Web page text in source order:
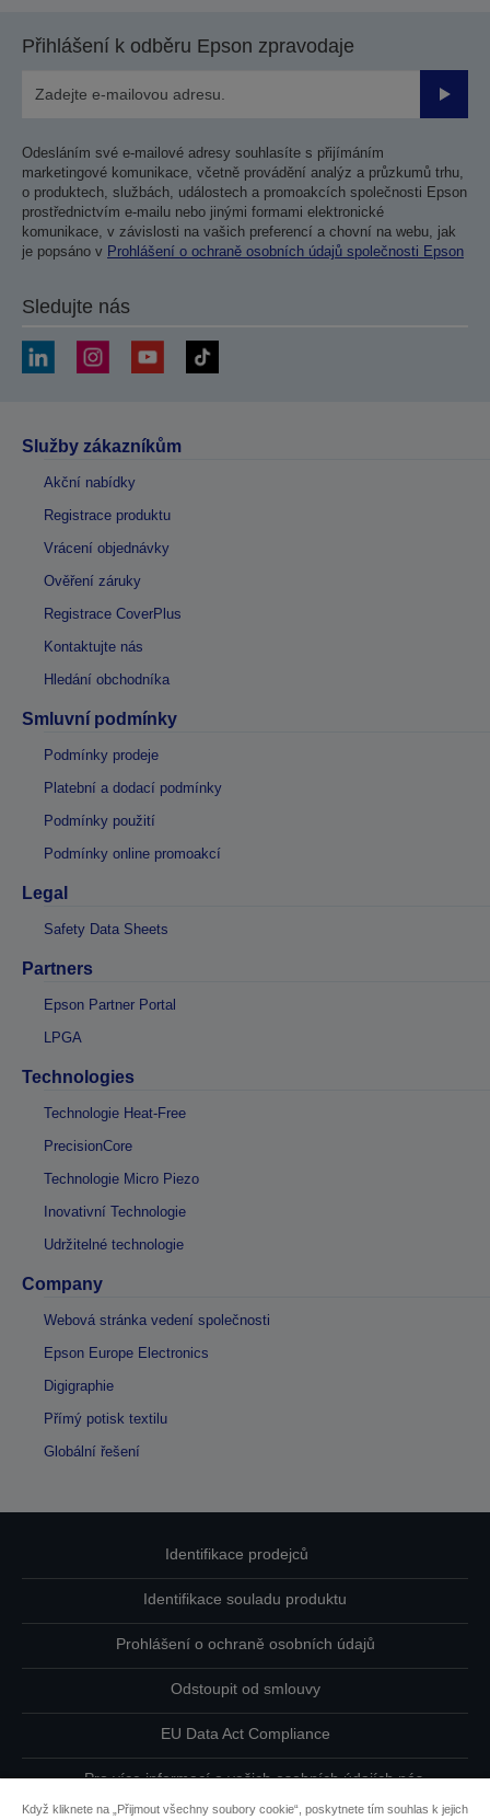
Přihlášení k odběru Epson zpravodaje
Odesláním své e-mailové adresy souhlasíte s přijímáním
marketingové komunikace, včetně provádění analýz a průzkumů trhu,
o produktech, službách, událostech a promoakcích společnosti Epson
prostřednictvím e-mailu nebo jinými formami elektronické
komunikace, v závislosti na vašich preferencí a chovní na webu, jak
je popsáno v Prohlášení o ochraně osobních údajů společnosti Epson
Sledujte nás
Služby zákazníkům
Akční nabídky
Registrace produktu
Vrácení objednávky
Ověření záruky
Registrace CoverPlus
Kontaktujte nás
Hledání obchodníka
Smluvní podmínky
Podmínky prodeje
Platební a dodací podmínky
Podmínky použití
Podmínky online promoakcí
Legal
Safety Data Sheets
Partners
Epson Partner Portal
LPGA
Technologies
Technologie Heat-Free
PrecisionCore
Technologie Micro Piezo
Inovativní Technologie
Udržitelné technologie
Company
Webová stránka vedení společnosti
Epson Europe Electronics
Digigraphie
Přímý potisk textilu
Globální řešení
Identifikace prodejců
Identifikace souladu produktu
Prohlášení o ochraně osobních údajů
Odstoupit od smlouvy
EU Data Act Compliance
Pro více informací o vašich osobních údajích nás
Když kliknete na „Přijmout všechny soubory cookie“, poskytnete tím souhlas k jejich